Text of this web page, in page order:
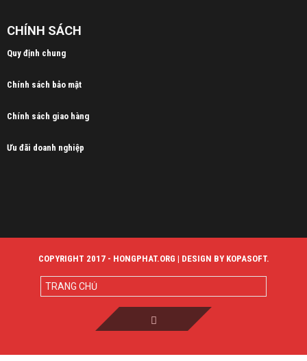
CHÍNH SÁCH
Quy định chung
Chính sách bảo mật
Chính sách giao hàng
Ưu đãi doanh nghiệp
COPYRIGHT 2017 - HONGPHAT.ORG | DESIGN BY KOPASOFT.